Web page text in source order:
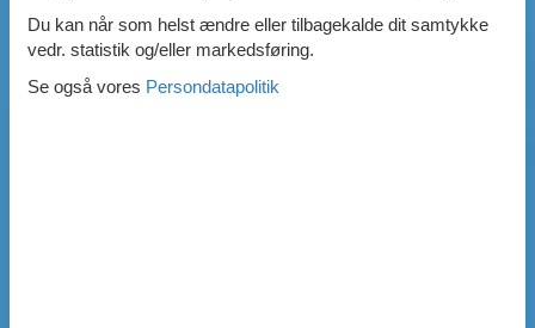
Du kan når som helst ændre eller tilbagekalde dit samtykke
vedr. statistik og/eller markedsføring.
Se også vores Persondatapolitik